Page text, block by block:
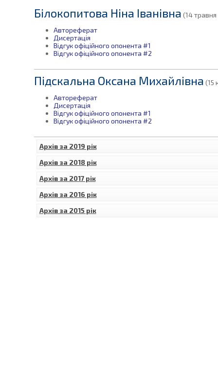
Білокопитова Ніна Іванівна (14 травня
Автореферат
Дисертація
Відгук офіційного опонента #1
Відгук офіційного опонента #2
Підскальна Оксана Михайлівна (15
Автореферат
Дисертація
Відгук офіційного опонента #1
Відгук офіційного опонента #2
Архів за 2019 рік
Архів за 2018 рік
Архів за 2017 рік
Архів за 2016 рік
Архів за 2015 рік